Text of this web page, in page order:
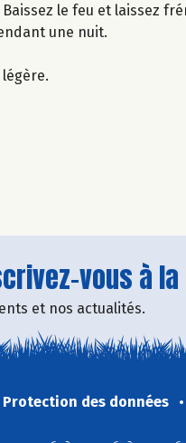
le feu et laissez
une nuit.
vous à
et nos actualités.
Protection des données